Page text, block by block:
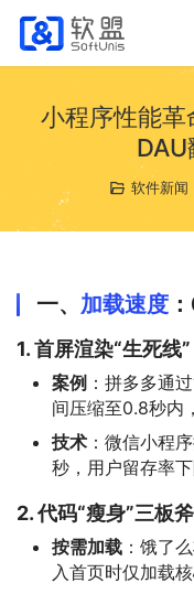
小程序性能
软件新闻
一、 加载速度
1. 首屏渲染“生死线”
案例 ：拼多多通
间压缩至0.8秒内
技术 ：微信小程
秒，用户留存率下
2. 代码“瘦身”三板斧
按需加载 ：饿了
入首页时仅加载